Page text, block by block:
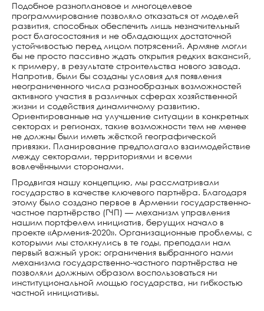
Подобное разноплановое и многоцелевое
программирование позволяло отказаться от моделей
развития, способных обеспечить лишь незначительный
рост благосостояния и не обладающих достаточной
устойчивостью перед лицом потрясений. Армяне могли
бы не просто пассивно ждать открытия редких вакансий,
к примеру, в результате строительства нового завода.
Напротив, были бы созданы условия для появления
неограниченного числа разнообразных возможностей
активного участия в различных сферах хозяйственной
жизни и содействия динамичному развитию.
Ориентированные на улучшение ситуации в конкретных
секторах и регионах, такие возможности тем не менее
не должны были иметь жёсткой географической
привязки. Планирование предполагало взаимодействие
между секторами, территориями и всеми
вовлечёнными сторонами.
Продвигая нашу концепцию, мы рассматривали
государство в качестве ключевого партнёра. Благодаря
этому было создано первое в Армении государственно-
частное партнёрство (ГЧП) — механизм управления
нашим портфелем инициатив, берущих начало в
проекте «Армения-2020». Организационные проблемы, с
которыми мы столкнулись в те годы, преподали нам
первый важный урок: ограничения выбранного нами
механизма государственно-частного партнёрства не
позволяли должным образом воспользоваться ни
институциональной мощью государства, ни гибкостью
частной инициативы.